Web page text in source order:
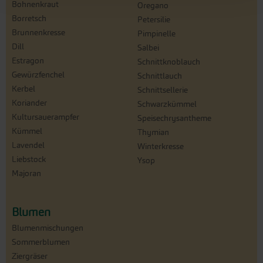
Bohnenkraut
Borretsch
Brunnenkresse
Dill
Estragon
Gewürzfenchel
Kerbel
Koriander
Kultursauerampfer
Kümmel
Lavendel
Liebstock
Majoran
Oregano
Petersilie
Pimpinelle
Salbei
Schnittknoblauch
Schnittlauch
Schnittsellerie
Schwarzkümmel
Speisechrysantheme
Thymian
Winterkresse
Ysop
Blumen
Blumenmischungen
Sommerblumen
Ziergräser